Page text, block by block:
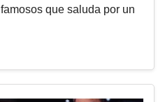
que saluda por un